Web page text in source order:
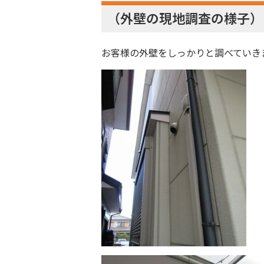
（外壁の現地調査の様子）
お客様の外壁をしっかりと調べていき